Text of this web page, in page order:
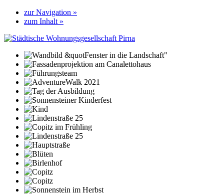
zur Navigation »
zum Inhalt »